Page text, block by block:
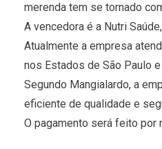
merenda tem se tornado
A vencedora é a Nutri
Atualmente a empresa
nos Estados de São Paulo e
Segundo Mangialardo, a
eficiente de qualidade e
O pagamento será feito por